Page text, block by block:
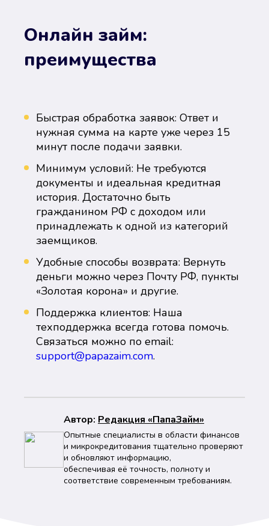
Онлайн займ:
преимущества
Быстрая обработка заявок: Ответ и
нужная сумма на карте уже через 15
минут после подачи заявки.
Минимум условий: Не требуются
документы и идеальная кредитная
история. Достаточно быть
гражданином РФ с доходом или
принадлежать к одной из категорий
заемщиков.
Удобные способы возврата: Вернуть
деньги можно через Почту РФ, пункты
«Золотая корона» и другие.
Поддержка клиентов: Наша
техподдержка всегда готова помочь.
Связаться можно по email:
support@papazaim.com.
Автор: Peдaкция «ПапаЗайм»
Опытные специалисты в области финансов
и микрокредитования тщательно проверяют
и обновляют информацию,
обеспечивая её точность, полноту и
соответствие современным требованиям.